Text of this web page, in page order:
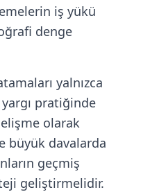
iş yükü
denge
yalnızca
pratiğinde
olarak
büyük davalarda
geçmiş
geliştirmelidir.